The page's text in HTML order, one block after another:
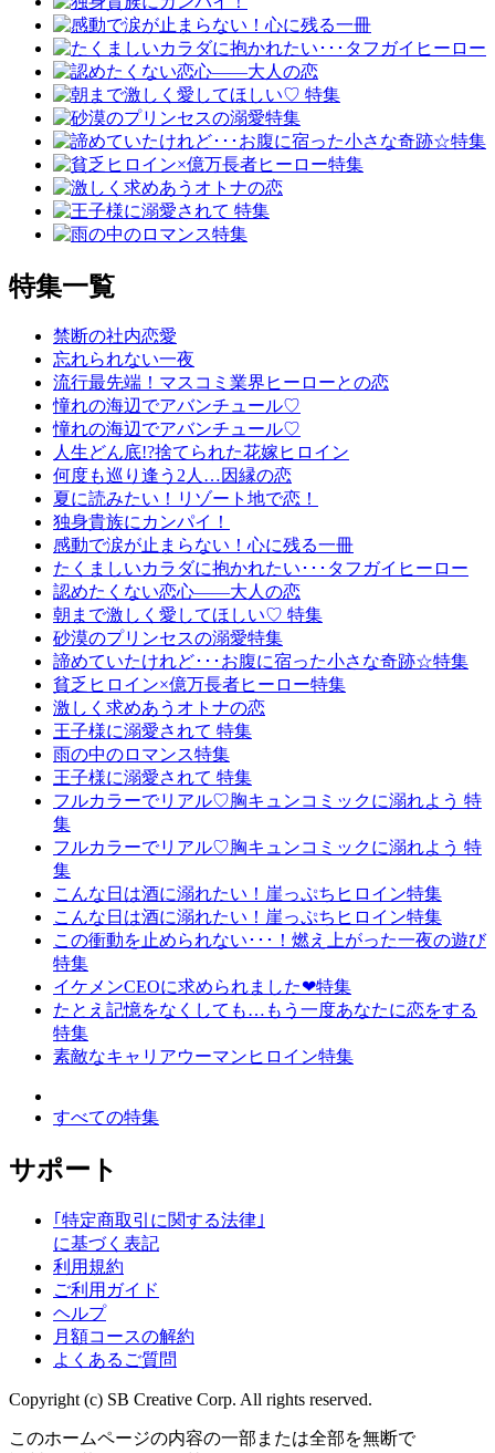
特集一覧
禁断の社内恋愛
忘れられない一夜
流行最先端！マスコミ業界ヒーローとの恋
憧れの海辺でアバンチュール♡
憧れの海辺でアバンチュール♡
人生どん底!?捨てられた花嫁ヒロイン
何度も巡り逢う2人…因縁の恋
夏に読みたい！リゾート地で恋！
独身貴族にカンパイ！
感動で涙が止まらない！心に残る一冊
たくましいカラダに抱かれたい･･･タフガイヒーロー
認めたくない恋心――大人の恋
朝まで激しく愛してほしい♡ 特集
砂漠のプリンセスの溺愛特集
諦めていたけれど･･･お腹に宿った小さな奇跡☆特集
貧乏ヒロイン×億万長者ヒーロー特集
激しく求めあうオトナの恋
王子様に溺愛されて 特集
雨の中のロマンス特集
王子様に溺愛されて 特集
フルカラーでリアル♡胸キュンコミックに溺れよう 特
集
フルカラーでリアル♡胸キュンコミックに溺れよう 特
集
こんな日は酒に溺れたい！崖っぷちヒロイン特集
こんな日は酒に溺れたい！崖っぷちヒロイン特集
この衝動を止められない･･･！燃え上がった一夜の遊び
特集
イケメンCEOに求められました❤特集
たとえ記憶をなくしても…もう一度あなたに恋をする
特集
素敵なキャリアウーマンヒロイン特集
すべての特集
サポート
｢特定商取引に関する法律｣
に基づく表記
利用規約
ご利用ガイド
ヘルプ
月額コースの解約
よくあるご質問
Copyright (c) SB Creative Corp. All rights reserved.
このホームページの内容の一部または全部を無断で